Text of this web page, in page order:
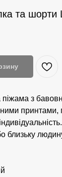
та шорти
піжама з
близьку